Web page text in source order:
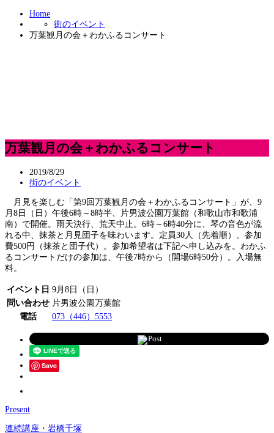
Home
街のイベント
万葉観月の会＋わかふるコンサート
万葉観月の会＋わかふるコンサート
2019/8/29
街のイベント
月見を楽しむ「第9回万葉観月の会＋わかふるコンサート」が、9
月8日（日）午後6時～8時半、片男波公園万葉館（和歌山市和歌浦
南）で開催。雨天決行、荒天中止。6時～6時40分に、琴の音色が流
れる中、抹茶と月見団子を味わいます。定員30人（先着順）。参加
費500円（抹茶と団子代）。参加希望者は下記へ申し込みを。わかふ
るコンサートだけの参加は、午後7時から（開場6時50分）。入場無
料。
イベント日 9月8日（日）
問い合わせ 片男波公園万葉館
電話
073（446）5553
Post
Save
Present
連続講座・岩橋千塚